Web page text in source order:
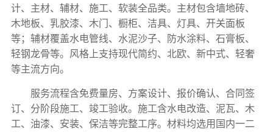
计、主材、辅材、施工、软装全品类。主材包含墙地砖、
木地板、乳胶漆、木门、橱柜、洁具、灯具、开关面板
等；辅材覆盖水电管线、水泥沙子、防水涂料、石膏板、
轻钢龙骨等。风格上支持现代简约、北欧、新中式、轻奢
等主流方向。
服务流程含免费量房、方案设计、报价确认、合同签
订、分阶段施工、竣工验收。施工含水电改造、泥瓦、木
工、油漆、安装、保洁等完整工序。材料均选用国内一二